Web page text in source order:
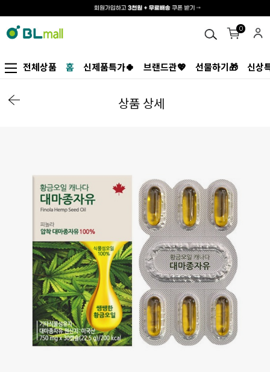
0
전체상품 홈 신제품특가🍀 브랜드관💖 선물하기🎁 신상
상품 상세